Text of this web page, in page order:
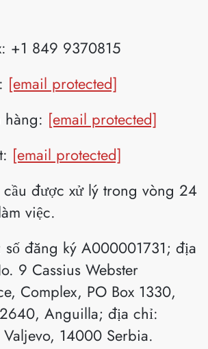
+1 849 9370815
[email protected]
hàng: [email protected]
[email protected]
cầu được xử lý trong vòng 24
việc.
số đăng ký A000001731; địa
9 Cassius Webster
Complex, PO Box 1330,
2640, Anguilla; địa chỉ:
14000 Serbia.